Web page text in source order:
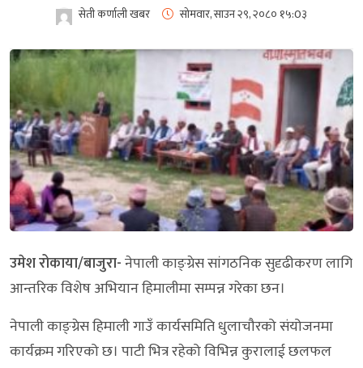
सेती कर्णाली खबर सोमवार, साउन २९, २०८० १५:0३
उमेश रोकाया/बाजुरा-नेपाली काङ्ग्रेस सांगठनिक सुदृढीकरण लागि
आन्तरिक विशेष अभियान हिमालीमा सम्पन्न गरेका छन।
नेपाली काङ्ग्रेस हिमाली गाउँ कार्यसमिति धुलाचौरको संयोजनमा
कार्यक्रम गरिएको छ। पाटी भित्र रहेको विभिन्न कुरालाई छलफल